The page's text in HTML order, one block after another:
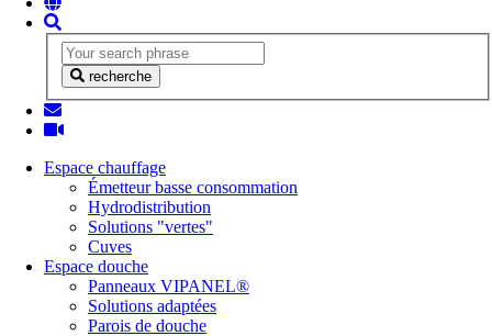
recherche
Espace chauffage
Émetteur basse consommation
Hydrodistribution
Solutions "vertes"
Cuves
Espace douche
Panneaux VIPANEL®
Solutions adaptées
Parois de douche